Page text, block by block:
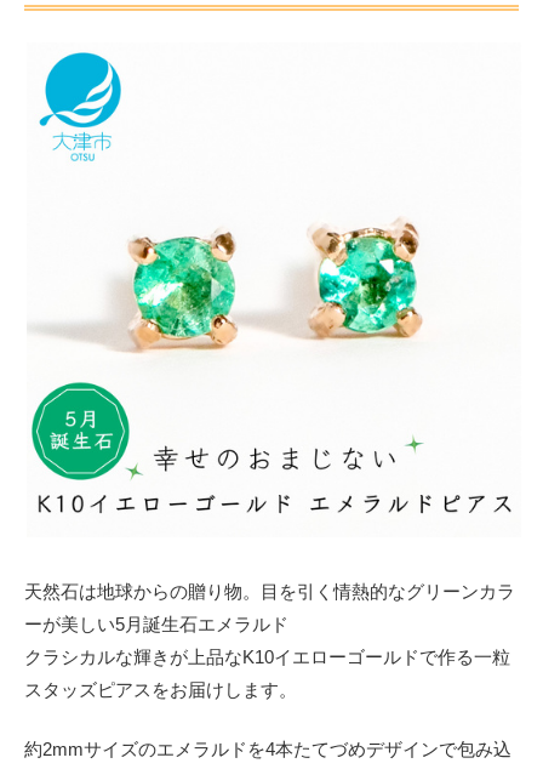
天然石は地球からの贈り物。目を引く情熱的なグリーンカラ
ーが美しい5月誕生石エメラルド
クラシカルな輝きが上品なK10イエローゴールドで作る一粒
スタッズピアスをお届けします。
約2mmサイズのエメラルドを4本たてづめデザインで包み込